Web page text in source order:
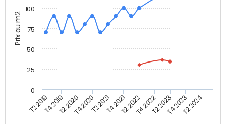
Prix au m2
T2 2019T4 2019T2 2020T4 2020T2 2021T4 2021T2 2022T4 2022T2 2023T4 2023T2 2024
0
25
50
75
100